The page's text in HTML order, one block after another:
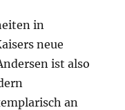
in
neue
ist also
an